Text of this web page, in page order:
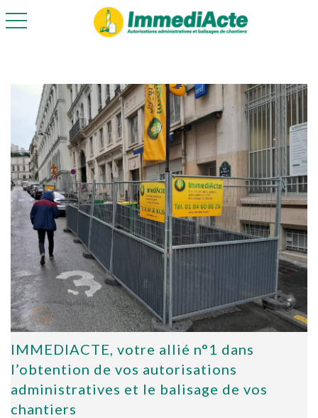
toggle navigation
IMMEDIACTE, votre allié n°1 dans
l’obtention de vos autorisations
administratives et le balisage de vos
chantiers